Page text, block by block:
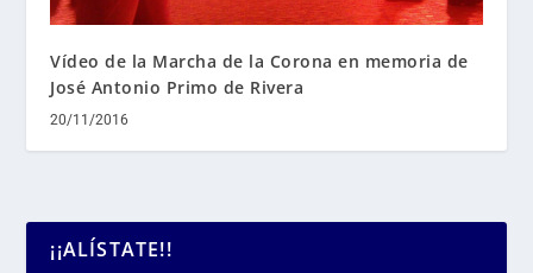
Vídeo de la Marcha de la Corona en memoria de
José Antonio Primo de Rivera
20/11/2016
¡¡ALÍSTATE!!